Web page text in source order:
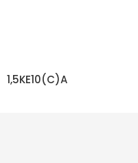
1,5KE10(C)A